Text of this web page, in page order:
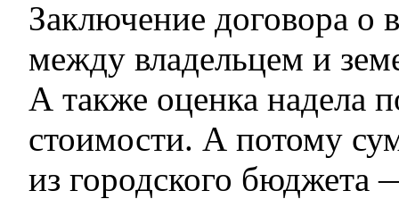
Заключение договора о
между владельцем и
А также оценка надела
стоимости. А потому
из городского бюджета